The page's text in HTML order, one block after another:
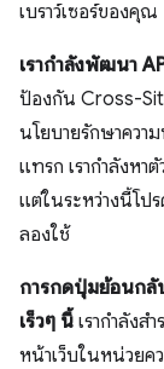
เบราว์เซอร์ของคุณ
เรากําลังพัฒนา
ป้องกัน Cross-
นโยบายรักษาควา
แทรก เรากำลังหา
แต่ในระหว่างนี้โปร
ลองใช้
การกดปุ่มย้อนกลั
เร็วๆ นี้ เรากําลัง
หน้าเว็บในหน่วยค